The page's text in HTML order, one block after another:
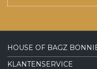
HOUSE OF BAGZ
KLANTENSERVICE